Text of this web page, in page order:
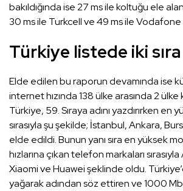
bakıldığında ise 27 ms ile koltuğu ele
30 ms ile Turkcell ve 49 ms ile Vodafone
Türkiye listede iki
Elde edilen bu raporun devamında ise
internet hızında 138 ülke arasında 2
Türkiye, 59. Sıraya adını yazdırırken en
sırasıyla şu şekilde; İstanbul, Ankara,
elde edildi. Bunun yanı sıra en yüksek
hızlarına çıkan telefon markaları
Xiaomi ve Huawei şeklinde oldu.
yağarak adından söz ettiren ve 1000